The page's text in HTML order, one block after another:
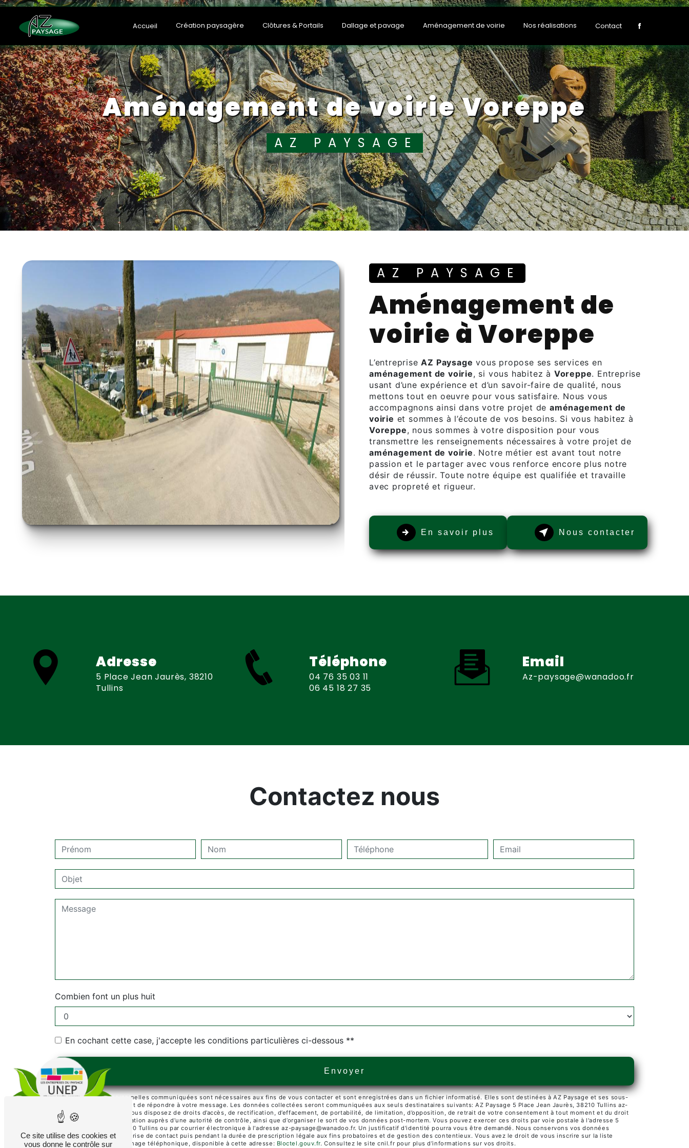
Accueil Création paysagère Clôtures & Portails Dallage et pavage Aménagement de voirie Nos réalisations Contact
aménagement de voirie Voreppe
AZ PAYSAGE
AZ PAYSAGE
aménagement de
voirie à Voreppe
L’entrepriseAZ Paysage vous propose ses services en
aménagement de voirie, si vous habitez à Voreppe. Entreprise
usant d’une expérience et d’un savoir-faire de qualité, nous
mettons tout en oeuvre pour vous satisfaire. Nous vous
accompagnons ainsi dans votre projet de aménagement de
voirie et sommes à l’écoute de vos besoins. Si vous habitez à
Voreppe, nous sommes à votre disposition pour vous
transmettre les renseignements nécessaires à votre projet de
aménagement de voirie. Notre métier est avant tout notre
passion et le partager avec vous renforce encore plus notre
désir de réussir. Toute notre équipe est qualifiée et travaille
avec propreté et rigueur.
En savoir plus Nous contacter
Adresse
5 Place Jean Jaurès, 38210
Tullins
Téléphone
04 76 35 03 11
06 45 18 27 35
Email
az-paysage@wanadoo.fr
Contactez nous
Combien font un plus huit
En cochant cette case, j'accepte les conditions particulières ci-dessous **
Envoyer
** Les données personnelles communiquées sont nécessaires aux fins de vous contacter et sont enregistrées dans un fichier informatisé. Elles sont destinées à AZ Paysage et ses sous-
traitants dans le seul but de répondre à votre message. Les données collectées seront communiquées aux seuls destinataires suivants: AZ Paysage 5 Place Jean Jaurès, 38210 Tullins az-
paysage@wanadoo.fr. Vous disposez de droits d’accès, de rectification, d’effacement, de portabilité, de limitation, d’opposition, de retrait de votre consentement à tout moment et du droit
d’introduire une réclamation auprès d’une autorité de contrôle, ainsi que d’organiser le sort de vos données post-mortem. Vous pouvez exercer ces droits par voie postale à l'adresse 5
Place Jean Jaurès, 38210 Tullins ou par courrier électronique à l'adresse az-paysage@wanadoo.fr. Un justificatif d'identité pourra vous être demandé. Nous conservons vos données
pendant la période de prise de contact puis pendant la durée de prescription légale aux fins probatoires et de gestion des contentieux. Vous avez le droit de vous inscrire sur la liste
d'opposition au démarchage téléphonique, disponible à cette adresse:
Bloctel.gouv.fr. Consultez le site cnil.fr pour plus d’informations sur vos droits.
Panneau de gestion des cookies
Ce site utilise des cookies et
vous donne le contrôle sur